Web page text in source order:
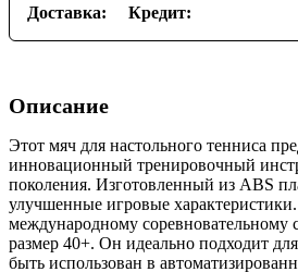
Доставка: Кредит:
Описание
Этот мяч для настольного тенниса
инновационный тренировочный
поколения. Изготовленный из ABS
улучшенные игровые
международному соревновательному
размер 40+. Он идеально подходит
быть использован в